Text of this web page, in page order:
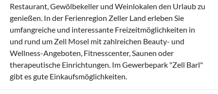
Restaurant, Gewölbekeller und Weinlokalen den Urlaub zu
genießen. In der Ferienregion Zeller Land erleben Sie
umfangreiche und interessante Freizeitmöglichkeiten in
und rund um Zell Mosel mit zahlreichen Beauty- und
Wellness-Angeboten, Fitnesscenter, Saunen oder
therapeutische Einrichtungen. Im Gewerbepark "Zell Barl"
gibt es gute Einkaufsmöglichkeiten.